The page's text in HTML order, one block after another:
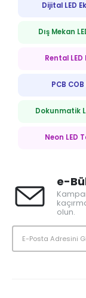
Dijital LED
Dış Mekan
Rental LED
PCB COB
Dokunmatik
Neon LED
e-
olun.